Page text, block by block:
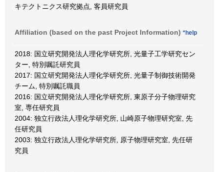
キテクトニクス研究拠点, 客員研究員
Affiliation (based on the past Project Information) *help
2018: 国立研究開発法人理化学研究所, 光量子工学研究セン
ター, 特別嘱託研究員
2017: 国立研究開発法人理化学研究所, 光量子制御技術開発
チーム, 特別嘱託職員
2016: 国立研究開発法人理化学研究所, 東原子分子物理研究
室, 専任研究員
2004: 独立行政法人理化学研究所, 山崎原子物理研究室, 先
任研究員
2003: 独立行政法人理化学研究所, 原子物理研究室, 先任研
究員